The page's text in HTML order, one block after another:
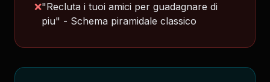
❌"Recluta i tuoi amici per guadagnare di
piu" - Schema piramidale classico